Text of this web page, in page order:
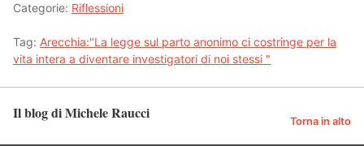
Categorie: Riflessioni
Tag: Arecchia:"La legge sul parto anonimo ci costringe per la
vita intera a diventare investigatori di noi stessi "
Il blog di Michele Raucci Torna in alto